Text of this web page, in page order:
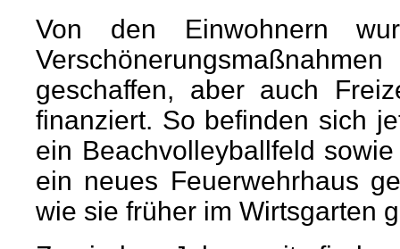
Von den Einwohnern
geschaffen, aber auch
finanziert. So befinden sich
ein Beachvolleyballfeld
ein neues Feuerwehrhaus
wie sie früher im Wirtsgarten